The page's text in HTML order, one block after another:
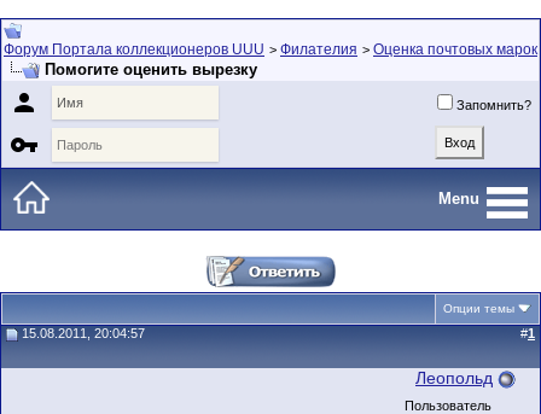
Форум Портала коллекционеров UUU > Филателия > Оценка почтовых марок
Помогите оценить вырезку
 Запомнить?

Menu
Опции темы
15.08.2011, 20:04:57 #1
Леопольд
Пользователь